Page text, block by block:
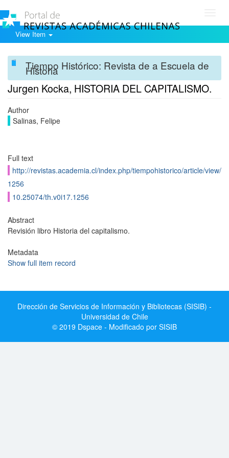
View Item
Tiempo Histórico: Revista de a Escuela de
Historia
Jurgen Kocka, HISTORIA DEL CAPITALISMO.
Author
Salinas, Felipe
Full text
http://revistas.academia.cl/index.php/tiempohistorico/article/view/
1256
10.25074/th.v0i17.1256
Abstract
Revisión libro Historia del capitalismo.
Metadata
Show full item record
Dirección de Servicios de Información y Bibliotecas (SISIB) -
Universidad de Chile
© 2019 Dspace - Modificado por SISIB